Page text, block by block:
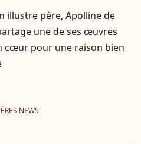
illustre père, Apolline de
une de ses œuvres
cœur pour une raison bien
NEWS